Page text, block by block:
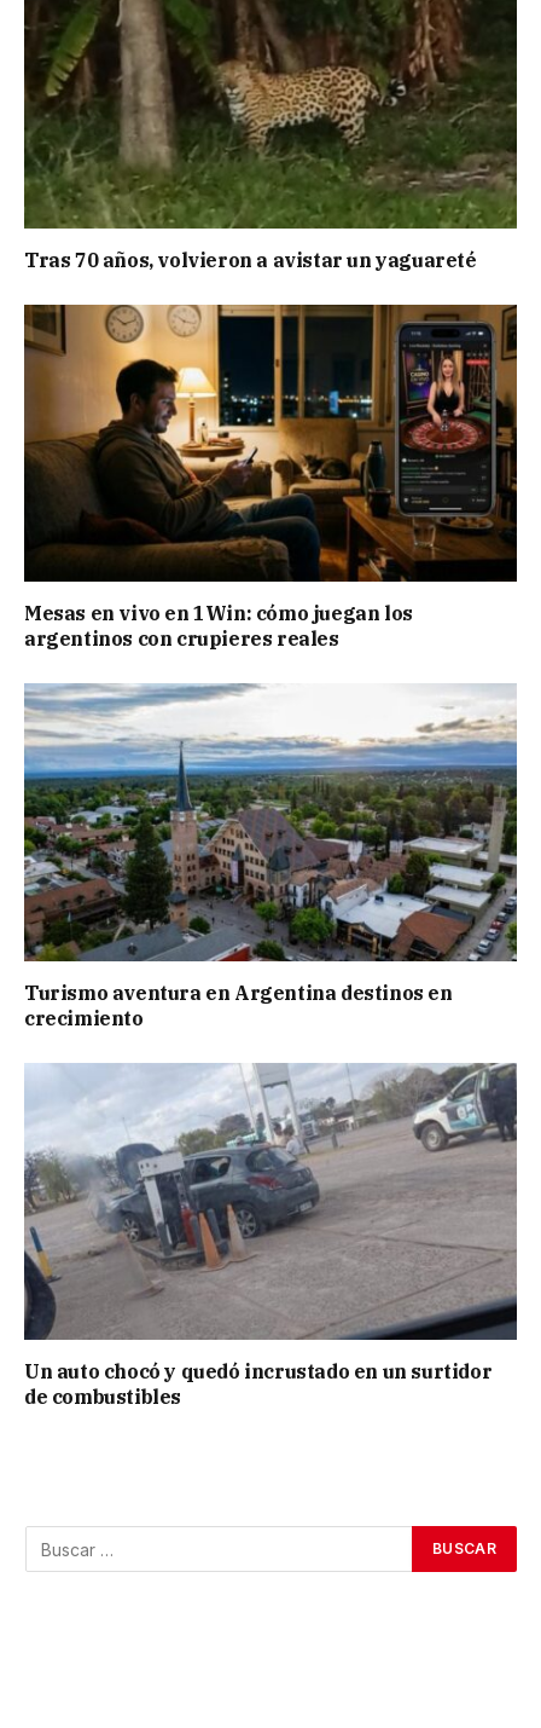
Tras 70 años, volvieron a avistar un yaguareté
Mesas en vivo en 1Win: cómo juegan los
argentinos con crupieres reales
Turismo aventura en Argentina destinos en
crecimiento
Un auto chocó y quedó incrustado en un surtidor
de combustibles